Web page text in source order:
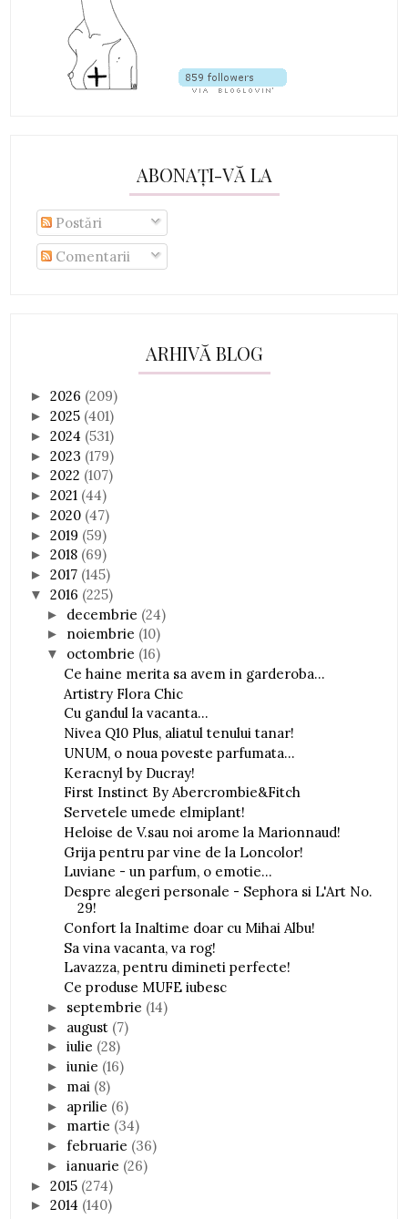
ABONAȚI-VĂ LA
Postări
Comentarii
ARHIVĂ BLOG
►2026 (209)
►2025 (401)
►2024 (531)
►2023 (179)
►2022 (107)
►2021 (44)
►2020 (47)
►2019 (59)
►2018 (69)
►2017 (145)
▼2016 (225)
► decembrie (24)
► noiembrie (10)
▼ octombrie (16)
Ce haine merita sa avem in garderoba...
Artistry Flora Chic
Cu gandul la vacanta...
Nivea Q10 Plus, aliatul tenului tanar!
UNUM, o noua poveste parfumata...
Keracnyl by Ducray!
First Instinct By Abercrombie&Fitch
Servetele umede elmiplant!
Heloise de V.sau noi arome la Marionnaud!
Grija pentru par vine de la Loncolor!
Luviane - un parfum, o emotie...
Despre alegeri personale - Sephora si L'Art No.
29!
Confort la Inaltime doar cu Mihai Albu!
Sa vina vacanta, va rog!
Lavazza, pentru dimineti perfecte!
Ce produse MUFE iubesc
► septembrie (14)
► august (7)
►iulie (28)
►iunie (16)
► mai (8)
► aprilie (6)
► martie (34)
►februarie (36)
►ianuarie (26)
►2015 (274)
►2014 (140)